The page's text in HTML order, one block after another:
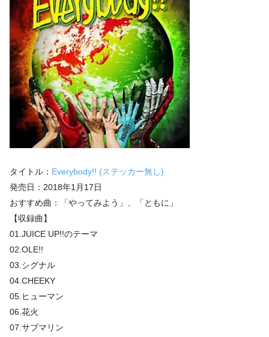
タイトル： Everybody!! (ステッカー無し)
発売日：2018年1月17日
おすすめ曲：「やってみよう」、「ともに」
【収録曲】
01.JUICE UP!!のテーマ
02.OLE!!
03.シグナル
04.CHEEKY
05.ヒューマン
06.花火
07.サブマリン